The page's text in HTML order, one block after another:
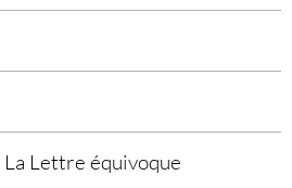
La Lettre équivoque